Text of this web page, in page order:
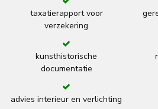
taxatierapport voor
verzekering
kunsthistorische
documentatie
advies interieur en verlichting